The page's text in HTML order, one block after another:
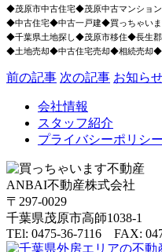
◆茂原市中古住宅◆茂原中古マンション
◆中古住宅◆中古一戸建◆買っちゃいま
◆千葉県土地探し◆茂原市移住◆長生
◆土地売却◆中古住宅売却◆相続売却◆
前の記事 次の記事 お知ら
会社情報
スタッフ紹介
プライバシーポリシー
ANBAI不動産株式会社
〒297-0029
千葉県茂原市高師1038-1
TEl: 0475-36-7116 FAX: